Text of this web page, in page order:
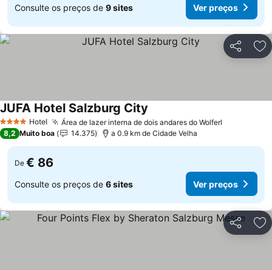
Consulte os preços de 9 sites Ver preços
Partilhar
4 EstrelasHotel Área de lazer interna de dois andares do Wolferl
JUFA Hotel Salzburg City
8,2 Muito boa 14.375 a 0.9 km de Cidade Velha
De € 86
Consulte os preços de 6 sites Ver preços
Partilhar